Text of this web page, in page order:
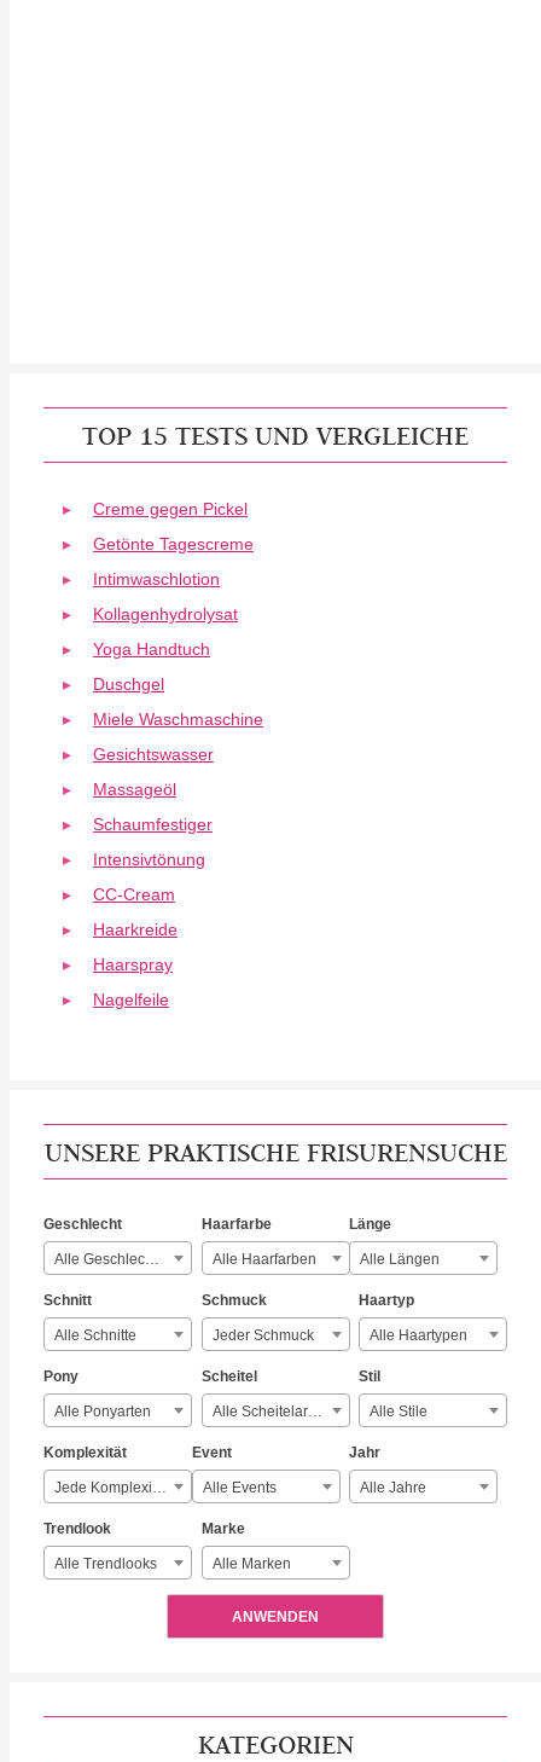
TOP 15 TESTS UND VERGLEICHE
Creme gegen Pickel
Getönte Tagescreme
Intimwaschlotion
Kollagenhydrolysat
Yoga Handtuch
Duschgel
Miele Waschmaschine
Gesichtswasser
Massageöl
Schaumfestiger
Intensivtönung
CC-Cream
Haarkreide
Haarspray
Nagelfeile
UNSERE PRAKTISCHE FRISURENSUCHE
Geschlecht
Alle Geschlechter
Haarfarbe
Alle Haarfarben
Länge
Alle Längen
Schnitt
Alle Schnitte
Schmuck
Jeder Schmuck
Haartyp
Alle Haartypen
Pony
Alle Ponyarten
Scheitel
Alle Scheitelarten
Stil
Alle Stile
Komplexität
Jede Komplexität
Event
Alle Events
Jahr
Alle Jahre
Trendlook
Alle Trendlooks
Marke
Alle Marken
ANWENDEN
KATEGORIEN